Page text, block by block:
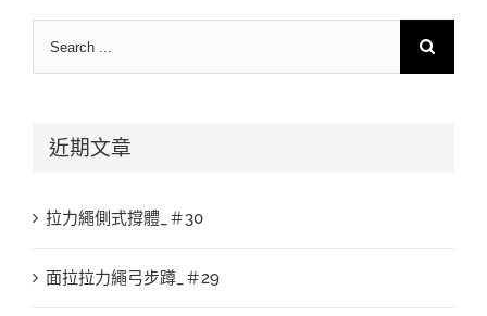
Search
for:
近期文章
拉力繩側式撐體_＃30
面拉拉力繩弓步蹲_＃29